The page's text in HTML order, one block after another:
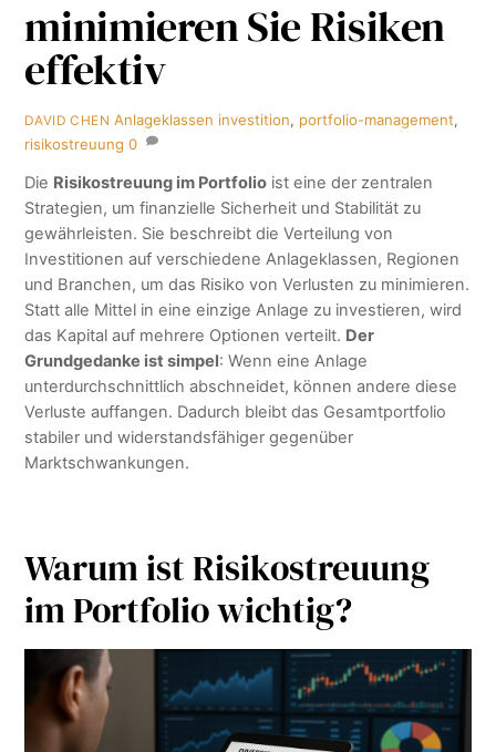
minimieren Sie Risiken
effektiv
DAVID CHEN Anlageklassen investition, portfolio-management,
risikostreuung 0
Die Risikostreuung im Portfolio ist eine der zentralen
Strategien, um finanzielle Sicherheit und Stabilität zu
gewährleisten. Sie beschreibt die Verteilung von
Investitionen auf verschiedene Anlageklassen, Regionen
und Branchen, um das Risiko von Verlusten zu minimieren.
Statt alle Mittel in eine einzige Anlage zu investieren, wird
das Kapital auf mehrere Optionen verteilt. Der
Grundgedanke ist simpel: Wenn eine Anlage
unterdurchschnittlich abschneidet, können andere diese
Verluste auffangen. Dadurch bleibt das Gesamtportfolio
stabiler und widerstandsfähiger gegenüber
Marktschwankungen.
Warum ist Risikostreuung
im Portfolio wichtig?